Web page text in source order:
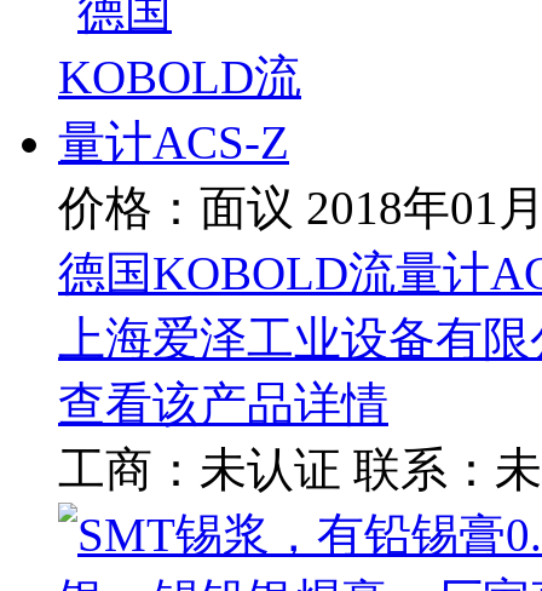
价格：面议 2018年01
德国KOBOLD流量计
上海爱泽工业设备有
查看该产品详情
工商： 未认证 联系：